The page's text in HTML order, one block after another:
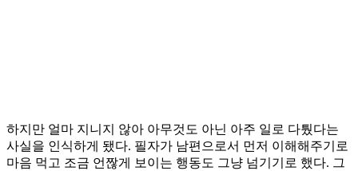
하지만 얼마 지니지 않아 아무것도 아닌 아주 일로 다퉜다는
사실을 인식하게 됐다. 필자가 남편으로서 먼저 이해해주기로
마음 먹고 조금 언짢게 보이는 행동도 그냥 넘기기로 했다. 그